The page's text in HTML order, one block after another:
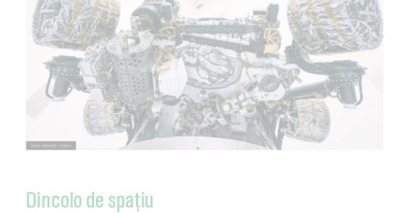
Dincolo de spațiu